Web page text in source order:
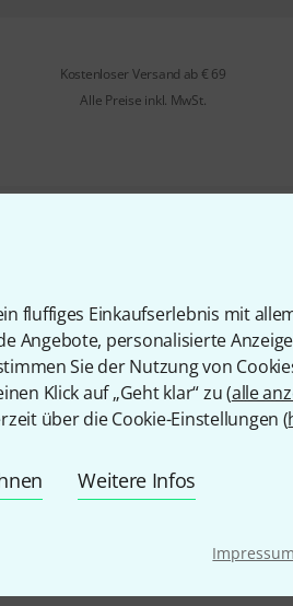
fluffiges Einkaufserlebnis mit
Angebote, personalisierte
Sie der Nutzung von
Klick auf „Geht klar“ zu (alle
über die Cookie-Einstellungen (
Weitere Infos
Impressum
Kostenloser Versand ab € 69
Alle Preise inkl. MwSt.
& Feedback
Adresse*
auf „Jetzt anmelden“ stimmen Sie dem
zu. Die Abmeldung ist